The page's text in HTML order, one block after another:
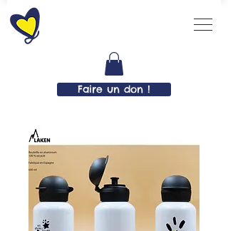
Faire un don !